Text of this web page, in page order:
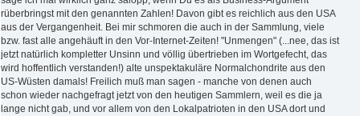
rüberbringst mit den genannten Zahlen! Davon gibt es reichlich aus den USA
aus der Vergangenheit. Bei mir schmoren die auch in der Sammlung, viele
bzw. fast alle angehäuft in den Vor-Internet-Zeiten! "Unmengen" (...nee, das ist
jetzt natürlich kompletter Unsinn und völlig übertrieben im Wortgefecht, das
wird hoffentlich verstanden!) alte unspektakuläre Normalchondrite aus den
US-Wüsten damals! Freilich muß man sagen - manche von denen auch
schon wieder nachgefragt jetzt von den heutigen Sammlern, weil es die ja
lange nicht gab, und vor allem von den Lokalpatrioten in den USA dort und